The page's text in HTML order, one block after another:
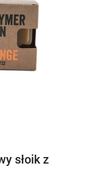
słoik z